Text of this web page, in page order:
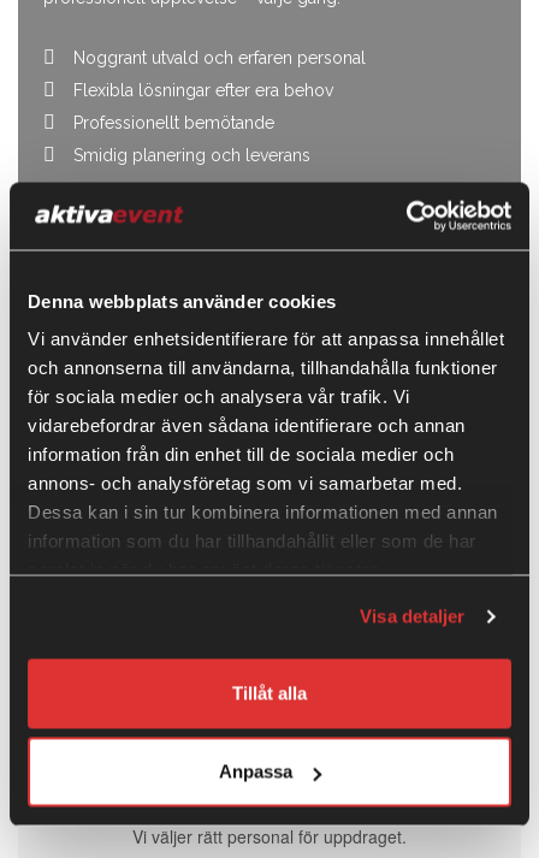
Denna webbplats använder cookies
Vi använder enhetsidentifierare för att anpassa innehållet
och annonserna till användarna, tillhandahålla funktioner
för sociala medier och analysera vår trafik. Vi
vidarebefordrar även sådana identifierare och annan
information från din enhet till de sociala medier och
annons- och analysföretag som vi samarbetar med.
Dessa kan i sin tur kombinera informationen med annan
information som du har tillhandahållit eller som de har
samlat in när du har använt deras tjänster.
Visa detaljer
Tillåt alla
Anpassa
Noggrant utvald och erfaren personal
Flexibla lösningar efter era behov
Professionellt bemötande
Smidig planering och leverans
Kontakta oss
Så jobbar vi
1■Behov
Vi förstår era behov och krav.
2 ■Matchning
Vi väljer rätt personal för uppdraget.